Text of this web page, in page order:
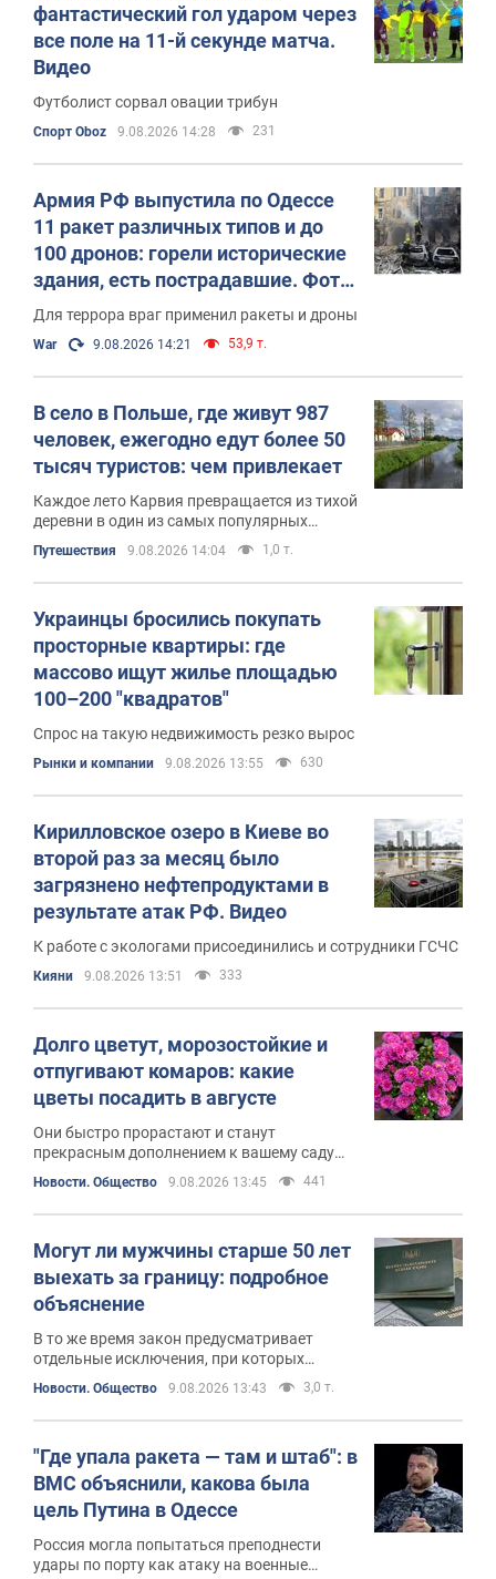
фантастический гол ударом через
все поле на 11-й секунде матча.
Видео
Футболист сорвал овации трибун
Спорт Oboz 9.08.2026 14:28 231
Армия РФ выпустила по Одессе
11 ракет различных типов и до
100 дронов: горели исторические
здания, есть пострадавшие. Фото
и видео
Для террора враг применил ракеты и дроны
War 9.08.2026 14:21 53,9 т.
В село в Польше, где живут 987
человек, ежегодно едут более 50
тысяч туристов: чем привлекает
Каждое лето Карвия превращается из тихой
деревни в один из самых популярных
Путешествия 9.08.2026 14:04 1,0 т.
Украинцы бросились покупать
просторные квартиры: где
массово ищут жилье площадью
100–200 "квадратов"
Спрос на такую недвижимость резко вырос
Рынки и компании 9.08.2026 13:55 630
Кирилловское озеро в Киеве во
второй раз за месяц было
загрязнено нефтепродуктами в
результате атак РФ. Видео
К работе с экологами присоединились и сотрудники ГСЧС
Кияни 9.08.2026 13:51 333
Долго цветут, морозостойкие и
отпугивают комаров: какие
цветы посадить в августе
Они быстро прорастают и станут
прекрасным дополнением к вашему саду
Новости. Общество 9.08.2026 13:45 441
Могут ли мужчины старше 50 лет
выехать за границу: подробное
объяснение
В то же время закон предусматривает
отдельные исключения, при которых
Новости. Общество 9.08.2026 13:43 3,0 т.
"Где упала ракета — там и штаб": в
ВМС объяснили, какова была
цель Путина в Одессе
Россия могла попытаться преподнести
удары по порту как атаку на военные